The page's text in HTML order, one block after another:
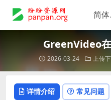
GreenVideo
2026-03-24 上传
详情介绍 常见问题